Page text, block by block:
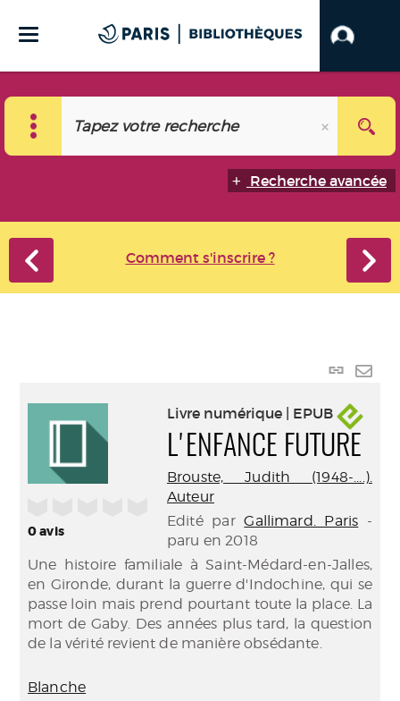
Recherche avancée
Comment s'inscrire ?
Lien
0avis
Livre numérique | EPUB
L'ENFANCE FUTURE
Brouste, Judith (1948-....).
Auteur
Edité parGallimard. Paris -
paru en 2018
Une histoire familiale à Saint-Médard-en-Jalles,
en Gironde, durant la guerre d'Indochine, qui se
passe loin mais prend pourtant toute la place. La
mort de Gaby. Des années plus tard, la question
de la vérité revient de manière obsédante.
Blanche